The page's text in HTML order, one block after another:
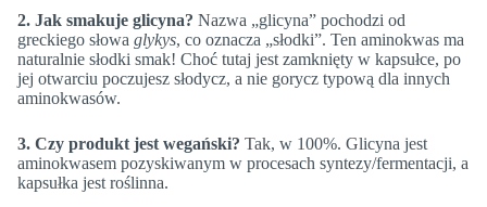
2. Jak smakuje glicyna? Nazwa „glicyna” pochodzi od
greckiego słowa glykys, co oznacza „słodki”. Ten aminokwas ma
naturalnie słodki smak! Choć tutaj jest zamknięty w kapsułce, po
jej otwarciu poczujesz słodycz, a nie gorycz typową dla innych
aminokwasów.
3. Czy produkt jest wegański? Tak, w 100%. Glicyna jest
aminokwasem pozyskiwanym w procesach syntezy/fermentacji, a
kapsułka jest roślinna.